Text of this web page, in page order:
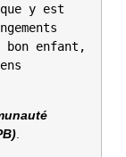
y est
enfant,